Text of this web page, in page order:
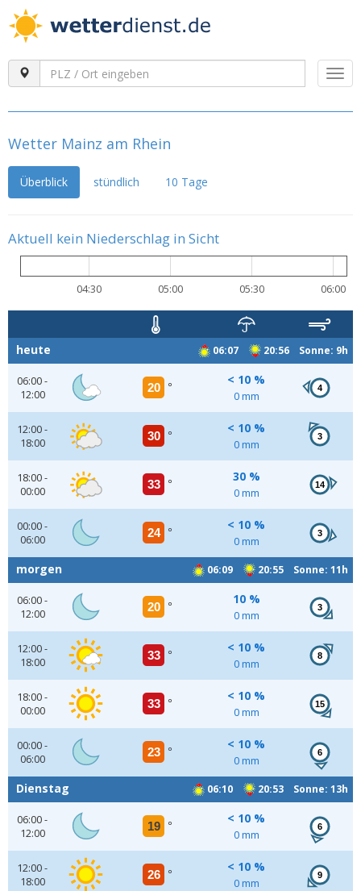
Wetter Mainz am Rhein
Überblick stündlich 10 Tage
Aktuell kein Niederschlag in Sicht
04:30 05:00 05:30 06:00
06:07 20:56 Sonne: 9h
heute
06:00 -
12:00
20 °
< 10 %
0 mm
4
12:00 -
18:00
30 °
< 10 %
0 mm
3
18:00 -
00:00
33 °
30 %
0 mm
14
00:00 -
06:00
24 °
< 10 %
0 mm
3
06:09 20:55 Sonne: 11h
morgen
06:00 -
12:00
20 °
10 %
0 mm
3
12:00 -
18:00
33 °
< 10 %
0 mm
8
18:00 -
00:00
33 °
< 10 %
0 mm
15
00:00 -
06:00
23 °
< 10 %
0 mm
6
06:10 20:53 Sonne: 13h
Dienstag
06:00 -
12:00
19 °
< 10 %
0 mm
6
12:00 -
18:00
26 °
< 10 %
0 mm
9